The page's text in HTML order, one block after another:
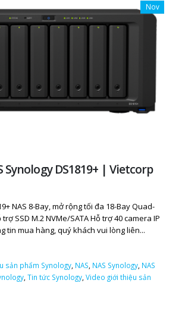
Nov
Synology DS1819+ | Vietcorp
NAS 8-Bay, mở rộng tối đa 18-Bay Quad-
trợ SSD M.2 NVMe/SATA Hỗ trợ 40 camera IP
tin mua hàng, quý khách vui lòng liên...
sản phẩm Synology, NAS NAS Synology, NAS
Tin tức Synology Video giới thiệu sản